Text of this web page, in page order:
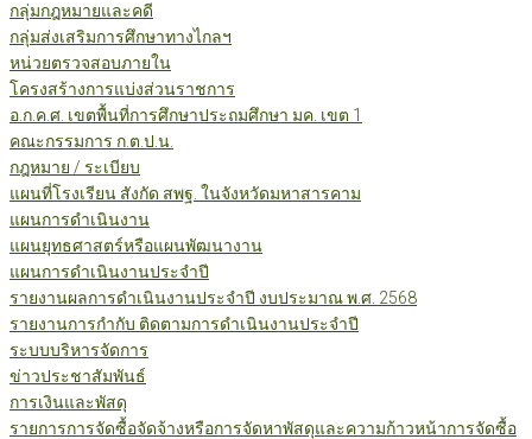
กลุ่มกฎหมายและคดี
กลุ่มส่งเสริมการศึกษาทางไกลฯ
หน่วยตรวจสอบภายใน
โครงสร้างการแบ่งส่วนราชการ
อ.ก.ค.ศ. เขตพื้นที่การศึกษาประถมศึกษา มค. เขต 1
คณะกรรมการ ก.ต.ป.น.
กฎหมาย / ระเบียบ
แผนที่โรงเรียน สังกัด สพฐ. ในจังหวัดมหาสารคาม
แผนการดำเนินงาน
แผนยุทธศาสตร์หรือแผนพัฒนางาน
แผนการดำเนินงานประจำปี
รายงานผลการดำเนินงานประจำปี งบประมาณ พ.ศ. 2568
รายงานการกำกับ ติดตามการดำเนินงานประจำปี
ระบบบริหารจัดการ
ข่าวประชาสัมพันธ์
การเงินและพัสดุ
รายการการจัดซื้อจัดจ้างหรือการจัดหาพัสดุและความก้าวหน้าการจัดซื้อ